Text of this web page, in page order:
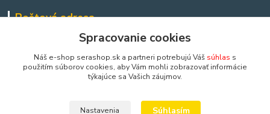
Poštová adresa
Prosíme o recenziu!Chceme získať referencie od všetkých zákazníkov,
ktorí nám môžu pomôcť zlepšovať sa.Nápíš ak máš chvíľu času
Spracovanie cookies
Náš e-shop serashop.sk a partneri potrebujú Váš súhlas s
použitím súborov cookies, aby Vám mohli zobrazovať informácie
týkajúce sa Vašich záujmov.
Nastavenia Súhlasím